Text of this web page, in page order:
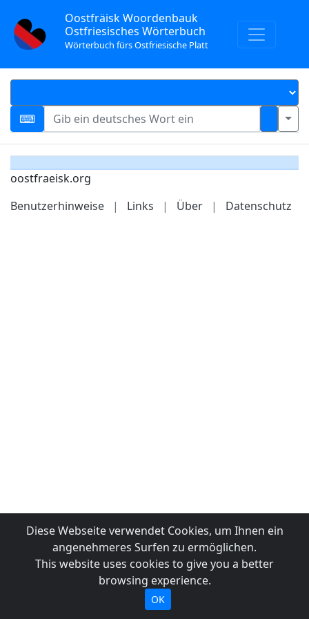
Oostfräisk Woordenbauk
Ostfriesisches Wörterbuch
Wörterbuch fürs Ostfriesische Platt
oostfraeisk.org
Benutzerhinweise
| Links | Über | Datenschutz
Diese Webseite verwendet Cookies, um Ihnen ein
angenehmeres Surfen zu ermöglichen.
This website uses cookies to give you a better
browsing experience.
OK